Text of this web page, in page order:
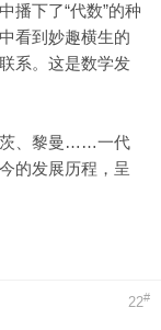
播下了“代数”的种
看到妙趣横生的
系。这是数学发
茨、黎曼……一代
的发展历程，呈
22#